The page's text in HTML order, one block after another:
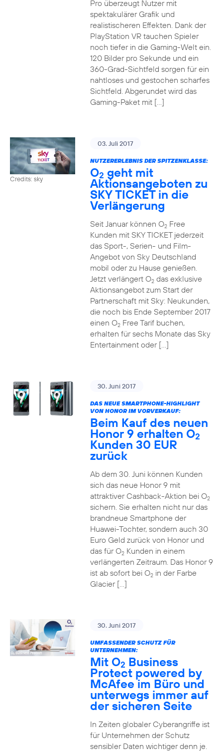
Pro überzeugt Nutzer mit
spektakulärer Grafik und
realistischeren Effekten. Dank der
PlayStation VR tauchen Spieler
noch tiefer in die Gaming-Welt ein.
120 Bilder pro Sekunde und ein
360-Grad-Sichtfeld sorgen für ein
nahtloses und gestochen scharfes
Sichtfeld. Abgerundet wird das
Gaming-Paket mit […]
Credits: sky
03. Juli 2017
NUTZERERLEBNIS DER SPITZENKLASSE:
O2 geht mit
Aktionsangeboten zu
SKY TICKET in die
Verlängerung
Seit Januar können O2Free
Kunden mit SKY TICKET jederzeit
das Sport-, Serien- und Film-
Angebot von Sky Deutschland
mobil oder zu Hause genießen.
Jetzt verlängert O2das exklusive
Aktionsangebot zum Start der
Partnerschaft mit Sky: Neukunden,
die noch bis Ende September 2017
einen O2Free Tarif buchen,
erhalten für sechs Monate das Sky
Entertainment oder […]
30. Juni 2017
DAS NEUE SMARTPHONE-HIGHLIGHT
VON HONOR IM VORVERKAUF:
Beim Kauf des neuen
Honor 9 erhalten O2
Kunden 30 EUR
zurück
Ab dem 30. Juni können Kunden
sich das neue Honor 9 mit
attraktiver Cashback-Aktion bei O2
sichern. Sie erhalten nicht nur das
brandneue Smartphone der
Huawei-Tochter, sondern auch 30
Euro Geld zurück von Honor und
das für O2Kunden in einem
verlängerten Zeitraum. Das Honor 9
ist ab sofort bei O2in der Farbe
Glacier […]
30. Juni 2017
UMFASSENDER SCHUTZ FÜR
UNTERNEHMEN:
Mit O2 Business
Protect powered by
McAfee im Büro und
unterwegs immer auf
der sicheren Seite
In Zeiten globaler Cyberangriffe ist
für Unternehmen der Schutz
sensibler Daten wichtiger denn je.